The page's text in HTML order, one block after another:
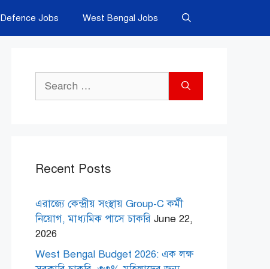
Defence Jobs West Bengal Jobs
Recent Posts
এরাজ্যে কেন্দ্রীয় সংস্থায় Group-C কর্মী
নিয়োগ, মাধ্যমিক পাসে চাকরি June 22,
2026
West Bengal Budget 2026: এক লক্ষ